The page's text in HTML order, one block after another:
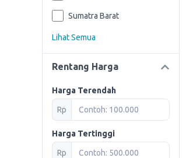
Sumatra Barat
Lihat Semua
Rentang Harga
Harga Terendah
Rp
Harga Tertinggi
Rp